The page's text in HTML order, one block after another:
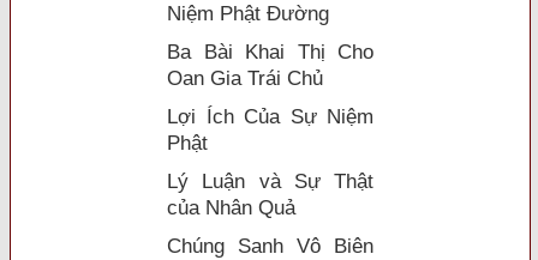
Niệm Phật Ðường
Ba Bài Khai Thị Cho
Oan Gia Trái Chủ
Lợi Ích Của Sự Niệm
Phật
Lý Luận và Sự Thật
của Nhân Quả
Chúng Sanh Vô Biên